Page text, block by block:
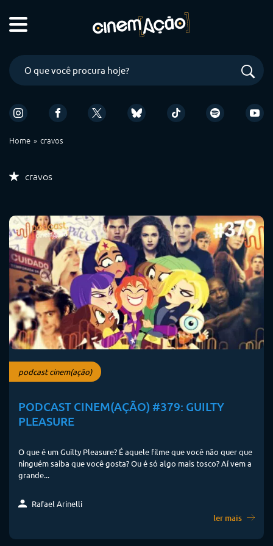
Home cravos
cravos
podcast cinem(ação)
PODCAST CINEM(AÇÃO) #379: GUILTY
PLEASURE
O que é um Guilty Pleasure? É aquele filme que você não quer que
ninguém saiba que você gosta? Ou é só algo mais tosco? Aí vem a
grande...
Rafael Arinelli
ler mais